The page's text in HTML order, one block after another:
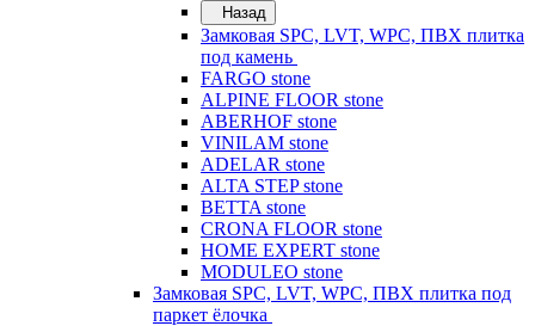
Назад
Замковая SPC, LVT, WPC, ПВХ плитка
под камень
FARGO stone
ALPINE FLOOR stone
ABERHOF stone
VINILAM stone
ADELAR stone
ALTA STEP stone
BETTA stone
CRONA FLOOR stone
HOME EXPERT stone
MODULEO stone
Замковая SPC, LVT, WPC, ПВХ плитка под
паркет ёлочка